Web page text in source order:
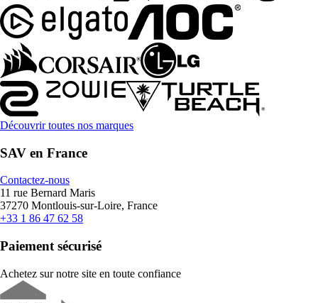
Découvrir toutes nos marques
SAV en France
Contactez-nous
11 rue Bernard Maris
37270 Montlouis-sur-Loire, France
+33 1 86 47 62 58
Paiement sécurisé
Achetez sur notre site en toute confiance